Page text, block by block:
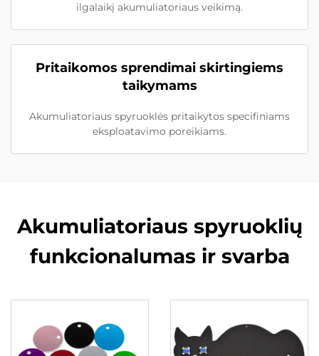
ilgalaikį akumuliatoriaus veikimą.
Pritaikomos sprendimai skirtingiems
taikymams
Akumuliatoriaus spyruoklės pritaikytos specifiniams
eksploatavimo poreikiams.
Akumuliatoriaus spyruoklių
funkcionalumas ir svarba